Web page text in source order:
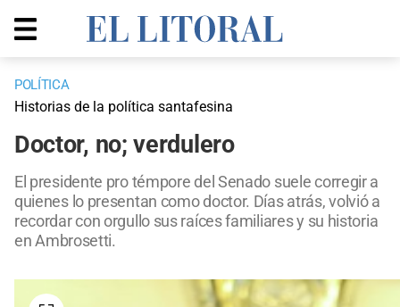
POLÍTICA
Historias de la política santafesina
Doctor, no; verdulero
El presidente pro témpore del Senado suele corregir a
quienes lo presentan como doctor. Días atrás, volvió a
recordar con orgullo sus raíces familiares y su historia
en Ambrosetti.